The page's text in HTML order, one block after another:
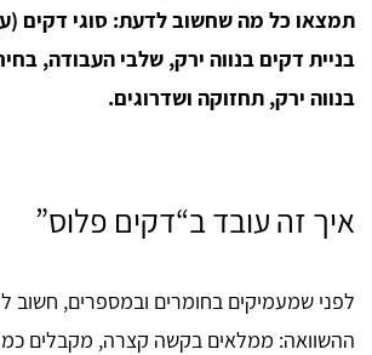
תמצאו כל מה שחשוב לדעת: סוגי דקים
בניית דקים בנווה ירק, שלבי העבודה,
בנווה ירק, תחזוקה ושדרוגים.
איך זה עובד ב“דקים פלוס”
לפני שמעמיקים בחומרים ובמספרים, חשוב
ההשוואה: ממלאים בקשה קצרה, מקבלים